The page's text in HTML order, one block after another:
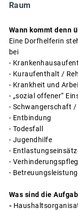
Raum
Wann kommt denn
Eine Dorfhelferin
bei
-
- Kuraufenthalt /
- Krankheit und
- „sozial offener“
- Schwangerschaft
- Entbindung
- Todesfall
- Jugendhilfe
-
-
- Betreuungsleistung
Was sind die
-